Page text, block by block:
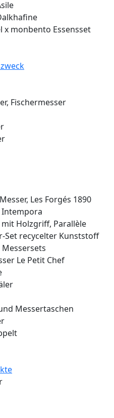
x monbento Essensset
Fischermesser
Les Forgés 1890
Intempora
Holzgriff, Parallèle
Set recycelter Kunststoff
Messersets
Le Petit Chef
Messertaschen